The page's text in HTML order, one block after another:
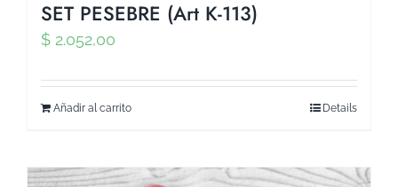
SET PESEBRE (Art K-113)
$ 2.052,00
Añadir al carrito Details